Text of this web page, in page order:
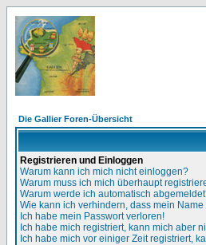
Die Gallier Foren-Übersicht
Registrieren und Einloggen
Warum kann ich mich nicht einloggen?
Warum muss ich mich überhaupt
Warum werde ich automatisch
Wie kann ich verhindern, dass mein
Ich habe mein Passwort verloren!
Ich habe mich registriert, kann mich aber
Ich habe mich vor einiger Zeit registriert,